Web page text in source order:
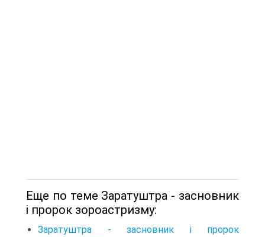
Еще по теме Заратуштра - засновник
і пророк зороастризму:
Заратуштра - засновник і пророк